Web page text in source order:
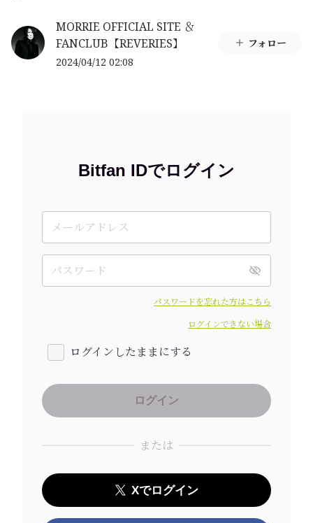
MORRIE OFFICIAL SITE ＆
FANCLUB【REVERIES】
2024/04/12 02:08
フォロー
Bitfan IDでログイン
パスワードを忘れた方はこちら
ログインできない場合
ログインしたままにする
または
Xでログイン